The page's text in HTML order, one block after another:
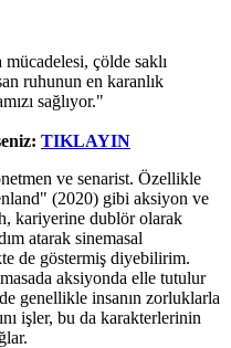
çölde saklı
ruhunun en karanlık
sağlıyor."
TIKLAYIN
ve senarist. Özellikle
(2020) gibi aksiyon ve
kariyerine dublör olarak
atarak sinemasal
de göstermiş diyebilirim.
aksiyonda elle tutulur
genellikle insanın zorluklarla
işler, bu da karakterlerinin